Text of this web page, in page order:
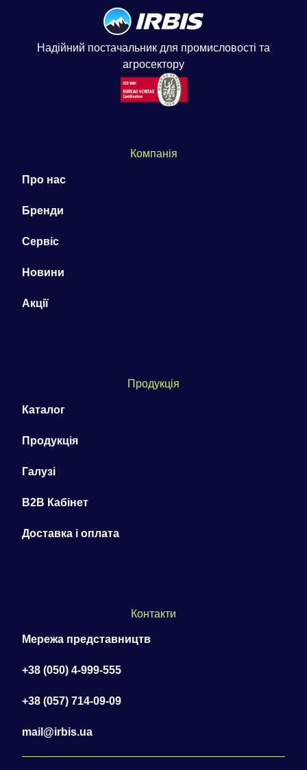
Надійний постачальник для промисловості та
агросектору
Компанія
Про нас
Бренди
Сервіс
Новини
Акції
Продукція
Каталог
Продукція
Галузі
B2B Кабінет
Доставка і оплата
Контакти
Мережа представництв
+38 (050) 4-999-555
+38 (057) 714-09-09
mail@irbis.ua